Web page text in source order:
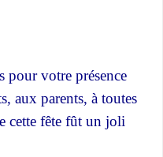
pour votre présence
aux parents, à toutes
cette fête fût un joli